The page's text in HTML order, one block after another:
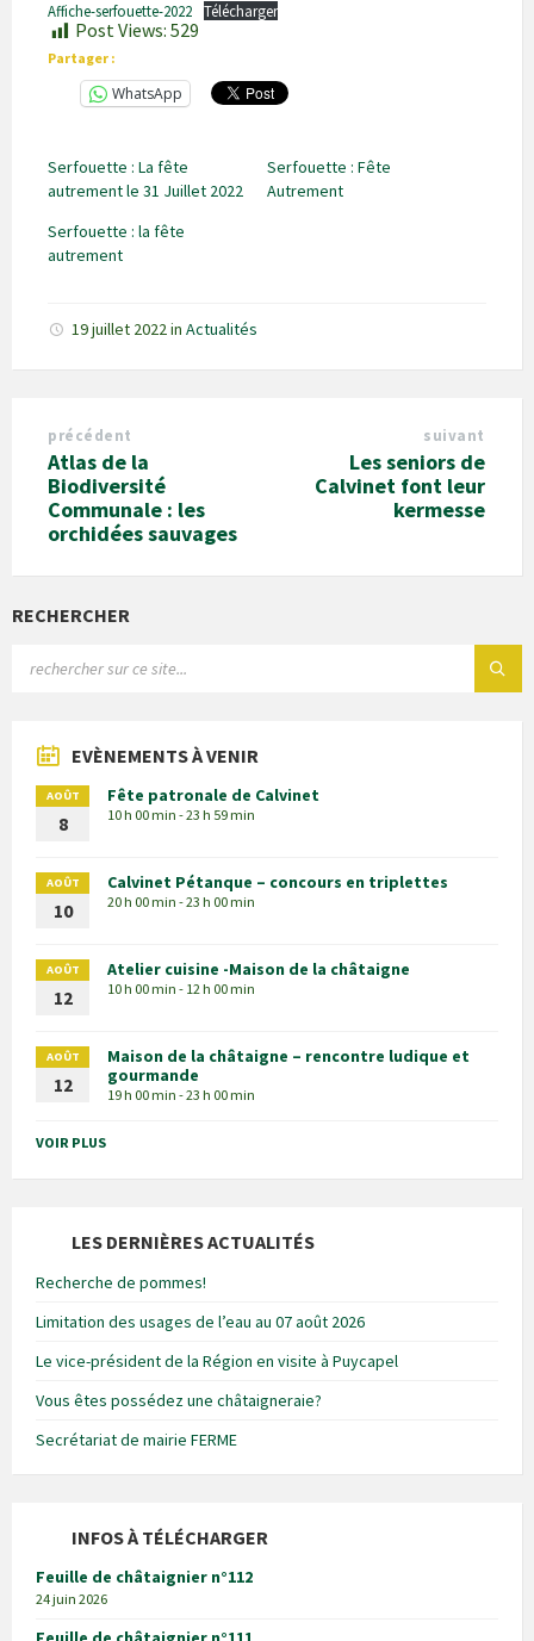
Affiche-serfouette-2022 Télécharger
Post Views: 529
Partager :
WhatsApp
Serfouette : La fête
autrement le 31 Juillet 2022
Serfouette : Fête
Autrement
Serfouette : la fête
autrement
19 juillet 2022 in Actualités
précédent
Atlas de la
Biodiversité
Communale : les
orchidées sauvages
suivant
Les seniors de
Calvinet font leur
kermesse
RECHERCHER
EVÈNEMENTS À VENIR
AOÛT
8
Fête patronale de Calvinet
10 h 00 min - 23 h 59 min
AOÛT
10
Calvinet Pétanque – concours en triplettes
20 h 00 min - 23 h 00 min
AOÛT
12
Atelier cuisine -Maison de la châtaigne
10 h 00 min - 12 h 00 min
AOÛT
12
Maison de la châtaigne – rencontre ludique et
gourmande
19 h 00 min - 23 h 00 min
VOIR PLUS
LES DERNIÈRES ACTUALITÉS
Recherche de pommes!
Limitation des usages de l’eau au 07 août 2026
Le vice-président de la Région en visite à Puycapel
Vous êtes possédez une châtaigneraie?
Secrétariat de mairie FERME
INFOS À TÉLÉCHARGER
Feuille de châtaignier n°112
24 juin 2026